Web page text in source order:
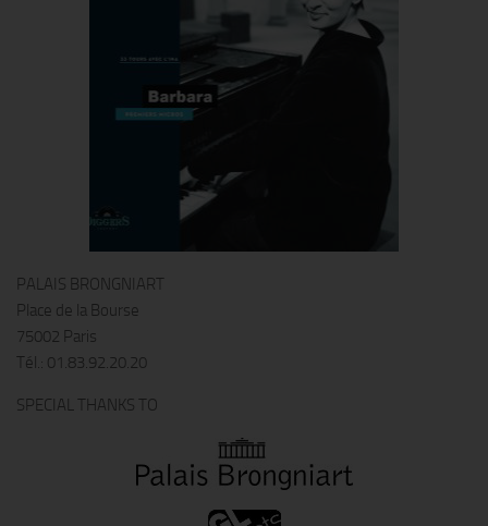
PALAIS BRONGNIART
Place de la Bourse
75002 Paris
Tél.: 01.83.92.20.20
SPECIAL THANKS TO